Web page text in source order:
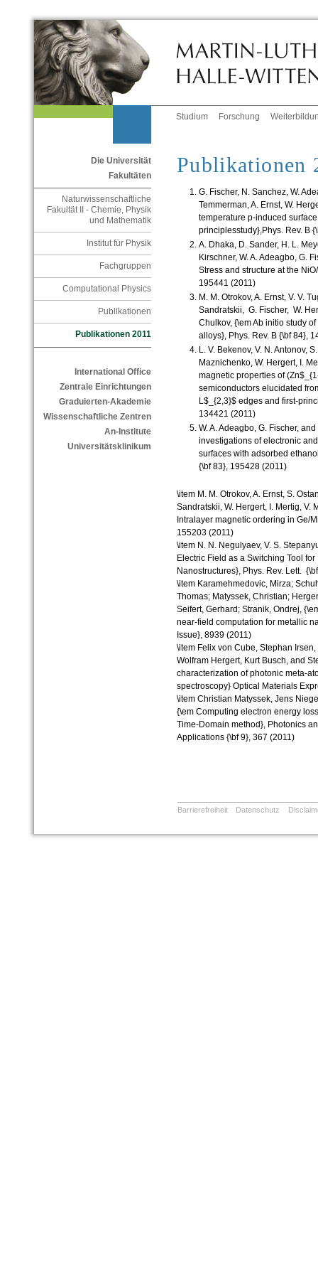
Studium Forschung
Die Universität
Fakultäten
Naturwissenschaftliche
Fakultät II - Chemie, Physik
und Mathematik
Institut für Physik
Fachgruppen
Computational Physics
Publikationen
Publikationen 2011
International Office
Zentrale Einrichtungen
Graduierten-Akademie
Wissenschaftliche Zentren
An-Institute
Universitätsklinikum
Publikationen
G. Fischer, N. Sanchez, W.
Temmerman, A. Ernst, W.
temperature p-induced
principlesstudy},Phys. Rev. B {
A. Dhaka, D. Sander, H. L.
Kirschner, W. A.Adeagbo, G.
Stress and structure at the NiO/
195441 (2011)
M. M. Otrokov, A. Ernst, V. V.
Sandratskii, G. Fischer, W.
Chulkov, {\emAb initio study of
alloys}, Phys. Rev. B {\bf84},
L. V. Bekenov, V. N.Antonov,
Maznichenko, W. Hergert, I.
magnetic properties of(Zn
semiconductors elucidated
L$_{2,3}$ edgesand first-
134421 (2011)
W. A.Adeagbo, G. Fischer,
investigations of electronic
surfaces with adsorbed
{\bf83}, 195428 (2011)
\item M. M. Otrokov, A. Ernst, S.
Sandratskii, W. Hergert, I. Mertig, V.
Intralayer magnetic ordering in Ge/
155203 (2011)
\item N. N. Negulyaev, V. S.
Electric Field asa Switching Tool for
Nanostructures}, Phys. Rev. Lett. {\bf
\item Karamehmedovic, Mirza;
Thomas; Matyssek, Christian;
Seifert, Gerhard; Stranik, Ondrej, {
near-field computation for metallic
Issue}, 8939 (2011)
\item Felix von Cube, Stephan Irsen
Wolfram Hergert, Kurt Busch, and
characterization of photonic meta-
spectroscopy} Optical Materials
\item Christian Matyssek, Jens
{\em Computing electron energy loss
Time-Domain method}, Photonics
Applications{\bf9}, 367 (2011)
Barrierefreiheit Datenschutz